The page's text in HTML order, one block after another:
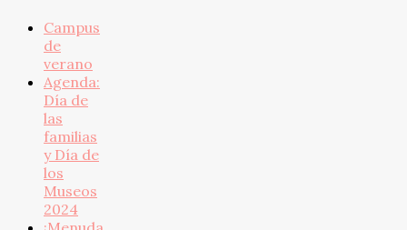
Campus
de
verano
Agenda:
Día de
las
familias
y Día de
los
Museos
2024